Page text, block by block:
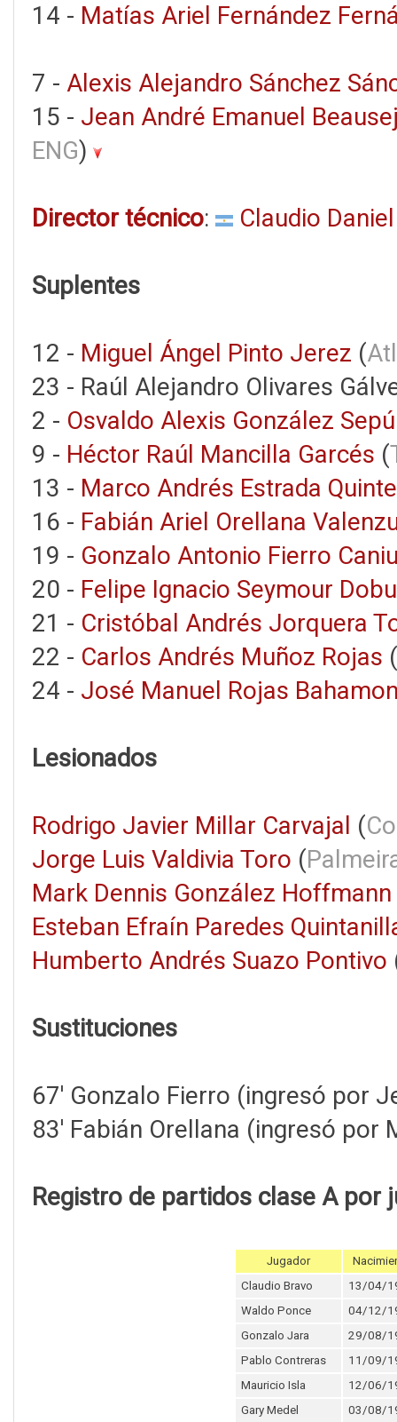
14 - Matías Ariel Fernández
7 - Alexis Alejandro Sánchez
15 - Jean André Emanuel
ENG)
Director técnico: Claudio
Suplentes
12 - Miguel Ángel Pinto Jerez (
23 - Raúl Alejandro Olivares
2 - Osvaldo Alexis González
9 - Héctor Raúl Mancilla Garcés (
13 - Marco Andrés Estrada
16 - Fabián Ariel Orellana
19 - Gonzalo Antonio Fierro
20 - Felipe Ignacio Seymour
21 - Cristóbal Andrés Jorquera
22 - Carlos Andrés Muñoz Rojas (
24 - José Manuel Rojas
Lesionados
Rodrigo Javier Millar Carvajal (
Jorge Luis Valdivia Toro (
Mark Dennis González Hoffmann
Esteban Efraín Paredes
Humberto Andrés Suazo Pontivo
Sustituciones
67' Gonzalo Fierro (ingresó por
83' Fabián Orellana (ingresó por
Registro de partidos clase A por
Jugador
Claudio Bravo
13/04/
Waldo Ponce
04/12/
Gonzalo Jara
29/08/
Pablo Contreras
11/09/
Mauricio Isla
12/06/
Gary Medel
03/08/